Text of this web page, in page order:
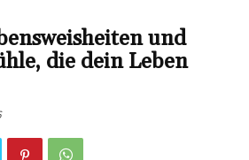
und
die dein Leben